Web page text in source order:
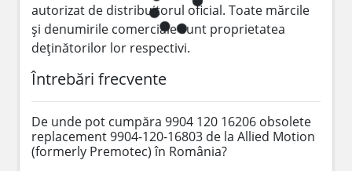
autorizat de distribuitorul oficial. Toate mărcile
și denumirile comerciale sunt proprietatea
deținătorilor lor respectivi.
Întrebări frecvente
De unde pot cumpăra 9904 120 16206 obsolete
replacement 9904-120-16803 de la Allied Motion
(formerly Premotec) în România?